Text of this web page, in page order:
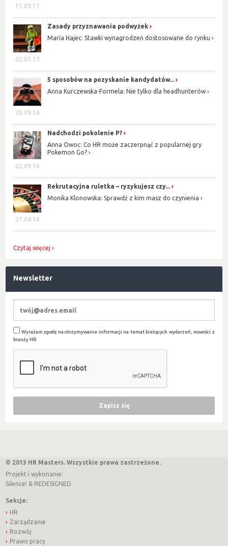
11.09.17
02.01.17
Zasady przyznawania podwyżek
Maria Hajec: Stawki wynagrodzeń dostosowane do rynku
20.09.16
5 sposobów na pozyskanie kandydatów...
Anna Kurczewska-Formela: Nie tylko dla headhunterów
02.09.16
Nadchodzi pokolenie P?
Anna Owoc: Co HR może zaczerpnąć z popularnej gry
Pokemon Go?
27.04.16
Rekrutacyjna ruletka – ryzykujesz czy...
Monika Klonowska: Sprawdź z kim masz do czynienia
Czytaj więcej
Newsletter
Wyrażam zgodę na otrzymywanie informacji na temat bieżących wydarzeń, nowości z
branży HR
© 2013 HR Masters. Wszystkie prawa zastrzeżone.
Projekt i wykonanie:
Silence! & REDESIGNED
Sekcje:
HR
Zarządzanie
Rozwój
Prawo pracy